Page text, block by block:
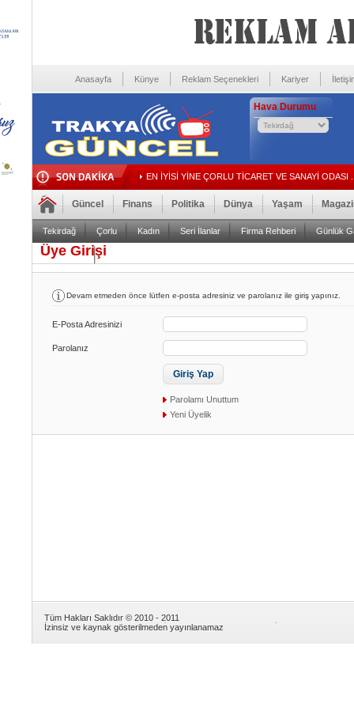
Anasayfa Künye Reklam Seçenekleri Kariyer
Hava Durumu
EN İYİSİ YİNE ÇORLU TİCARET VE SANAYİ ODASI
Güncel Finans Politika Dünya Yaşam
Tekirdağ Çorlu Kadın Seri İlanlar Firma Rehberi Günlük
Foto Galeri Video Galeri
Üye Girişi
Devam etmeden önce lütfen e-posta adresiniz ve parolanız ile giriş yapınız.
E-Posta Adresinizi
Parolanız
Parolamı Unuttum
Yeni Üyelik
Tüm Hakları Saklıdır © 2010 - 2011
İzinsiz ve kaynak gösterilmeden yayınlanamaz